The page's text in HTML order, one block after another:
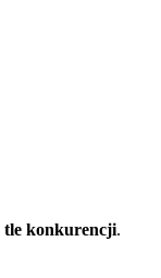
tle konkurencji.